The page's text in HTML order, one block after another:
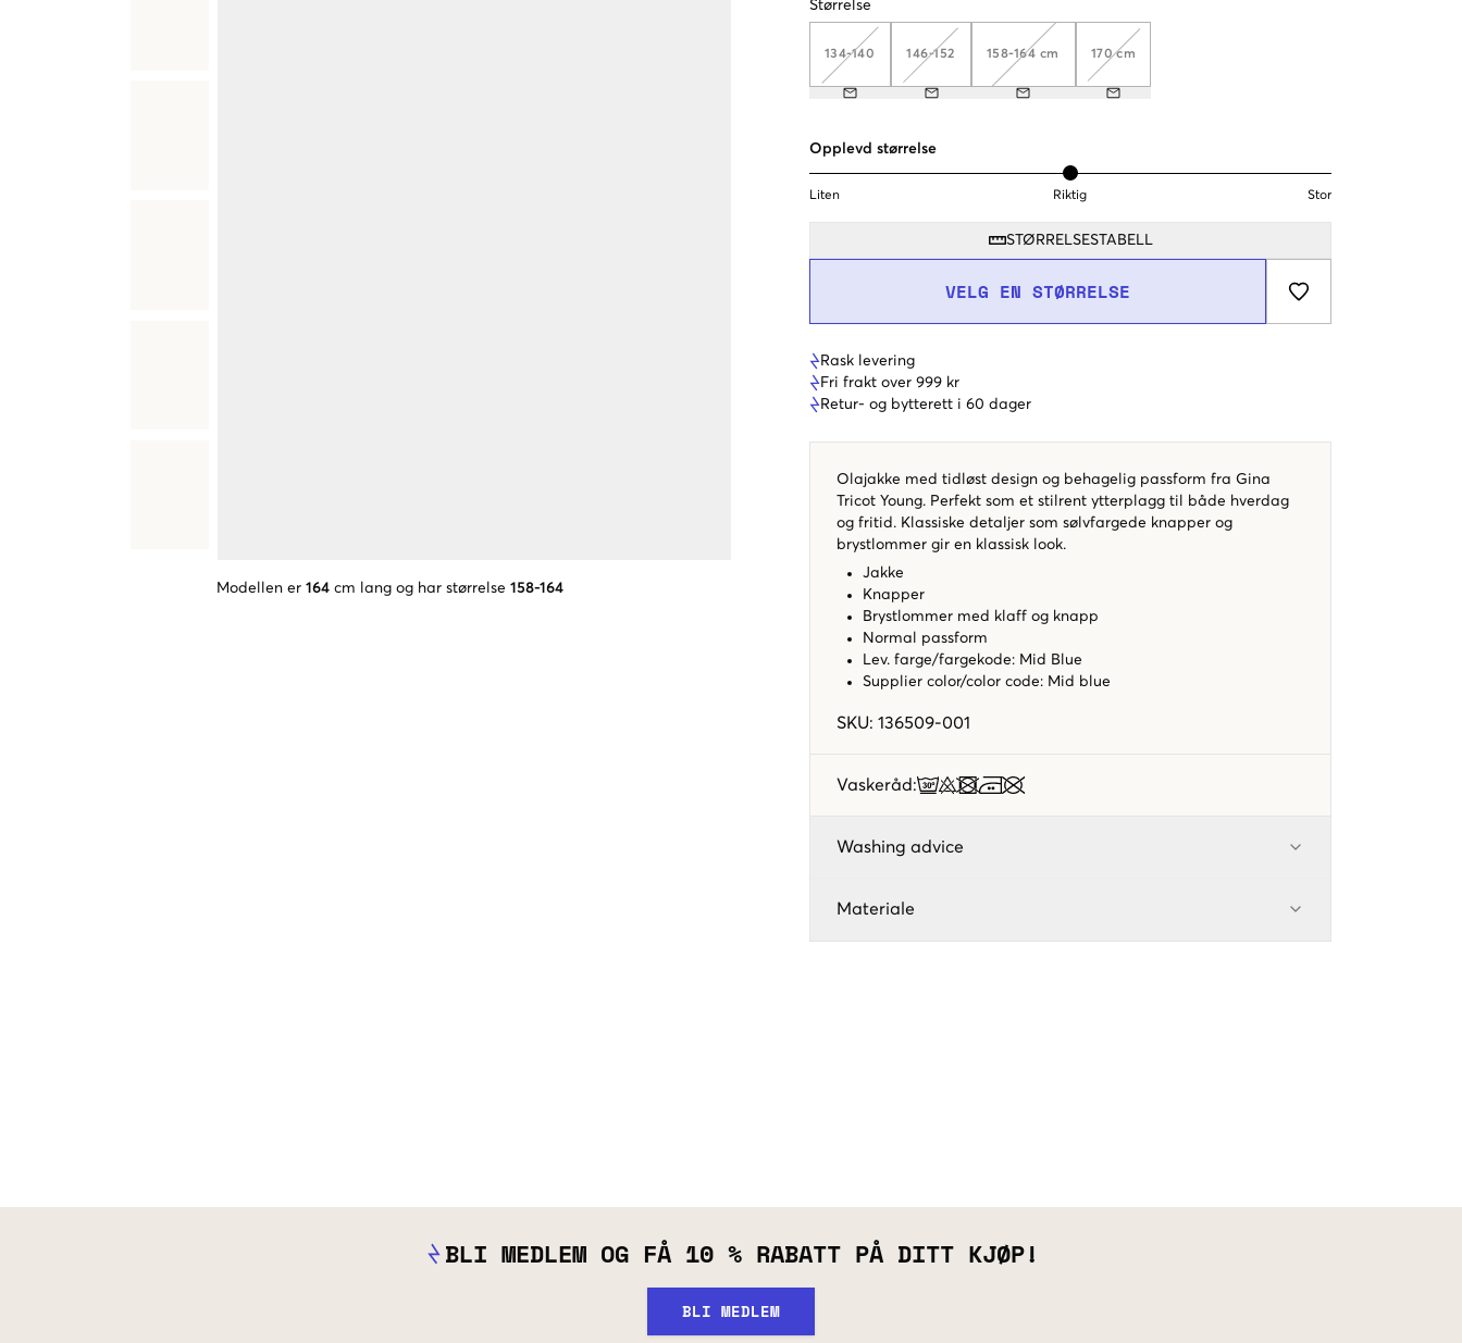
Modellen er 164 cm lang og har størrelse 158-164
Størrelse
134-140 146-152 158-164 cm 170 cm
Opplevd størrelse
Liten Riktig Stor
STØRRELSESTABELL
VELG EN STØRRELSE
Rask levering
Fri frakt over 999 kr
Retur- og bytterett i 60 dager
Olajakke med tidløst design og behagelig passform fra Gina
Tricot Young. Perfekt som et stilrent ytterplagg til både hverdag
og fritid. Klassiske detaljer som sølvfargede knapper og
brystlommer gir en klassisk look.
Jakke
Knapper
Brystlommer med klaff og knapp
Normal passform
Lev. farge/fargekode: Mid Blue
Supplier color/color code: Mid blue
SKU: 136509-001
Vaskeråd:
Washing advice
Materiale
BLI MEDLEM OG FÅ 10 % RABATT PÅ DITT KJØP!
BLI MEDLEM